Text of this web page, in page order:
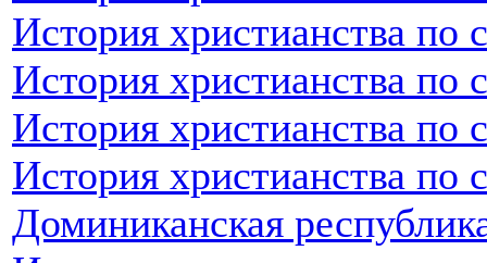
История христианства по
История христианства
История христианства
История христианства по
Доминиканская